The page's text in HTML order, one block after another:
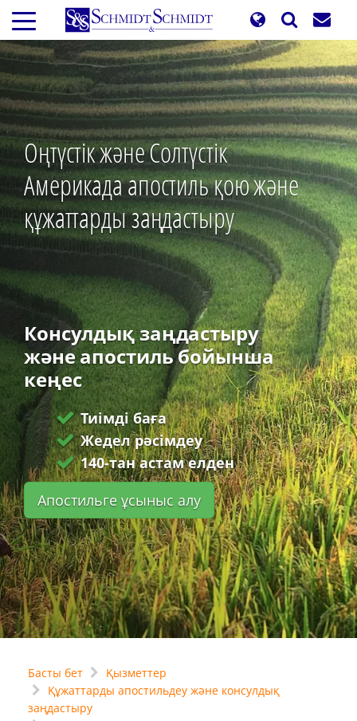
Skip
main
content
Оңтүстік және Солтүстік
Америкада апостиль қою және
құжаттарды заңдастыру
Консулдық заңдастыру
және апостиль бойынша
кеңес
Тиімді баға
Жедел рәсімдеу
140-тан астам елден
Апостильге ұсыныс алу
Басты бет
Қызметтер
Құжаттарды апостильдеу және консулдық
заңдастыру